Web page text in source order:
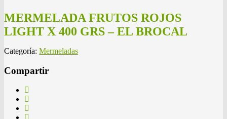
MERMELADA FRUTOS ROJOS
LIGHT X 400 GRS – EL BROCAL
Categoría: Mermeladas
Compartir